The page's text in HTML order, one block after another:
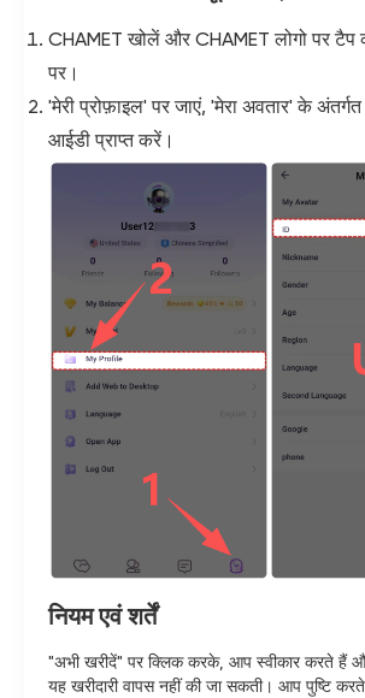
CHAMET खोलें और CHAMET लोगो पर टैप
पर।
'मेरी प्रोफ़ाइल' पर जाएं, 'मेरा अवतार' के
आईडी प्राप्त करें।
नियम एवं शर्तें
"अभी खरीदें" पर क्लिक करके, आप स्वीकार करते हैं
यह खरीदारी वापस नहीं की जा सकती। आप पुष्टि